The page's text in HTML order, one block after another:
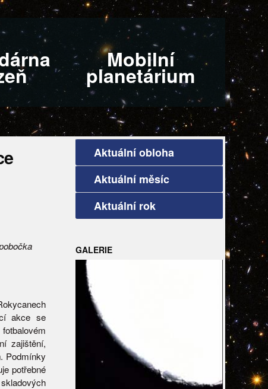
Mobilní
planetárium
akce se
zajištění,
Podmínky
potřebné
Aktuální obloha
Aktuální měsíc
Aktuální rok
GALERIE